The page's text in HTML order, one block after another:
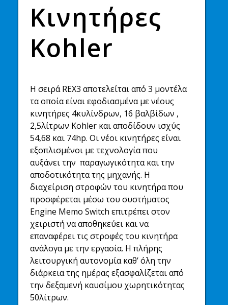
Κινητήρες
Kohler
Η σειρά REX3 αποτελείται από 3 μοντέλα
τα οποία είναι εφοδιασμένα με νέους
κινητήρες 4κυλίνδρων, 16 βαλβίδων ,
2,5λίτρων Kohler και αποδίδουν ισχύς
54,68 και 74hp. Οι νέοι κινητήρες είναι
εξοπλισμένοι με τεχνολογία που
αυξάνει την παραγωγικότητα και την
αποδοτικότητα της μηχανής. Η
διαχείριση στροφών του κινητήρα που
προσφέρεται μέσω του συστήματος
Engine Memo Switch επιτρέπει στον
χειριστή να αποθηκεύει και να
επαναφέρει τις στροφές του κινητήρα
ανάλογα με την εργασία. Η πλήρης
λειτουργική αυτονομία καθ’ όλη την
διάρκεια της ημέρας εξασφαλίζεται από
την δεξαμενή καυσίμου χωρητικότητας
50λίτρων.